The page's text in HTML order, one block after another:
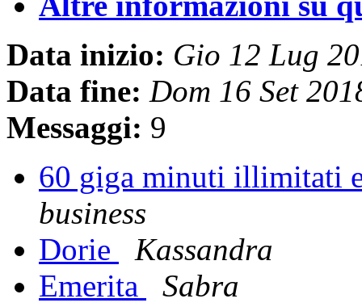
Data inizio: Gio 12 Lug
Data fine: Dom 16 Set
Messaggi: 9
60 giga minuti illimitati
business
Dorie
Kassandra
Emerita
Sabra